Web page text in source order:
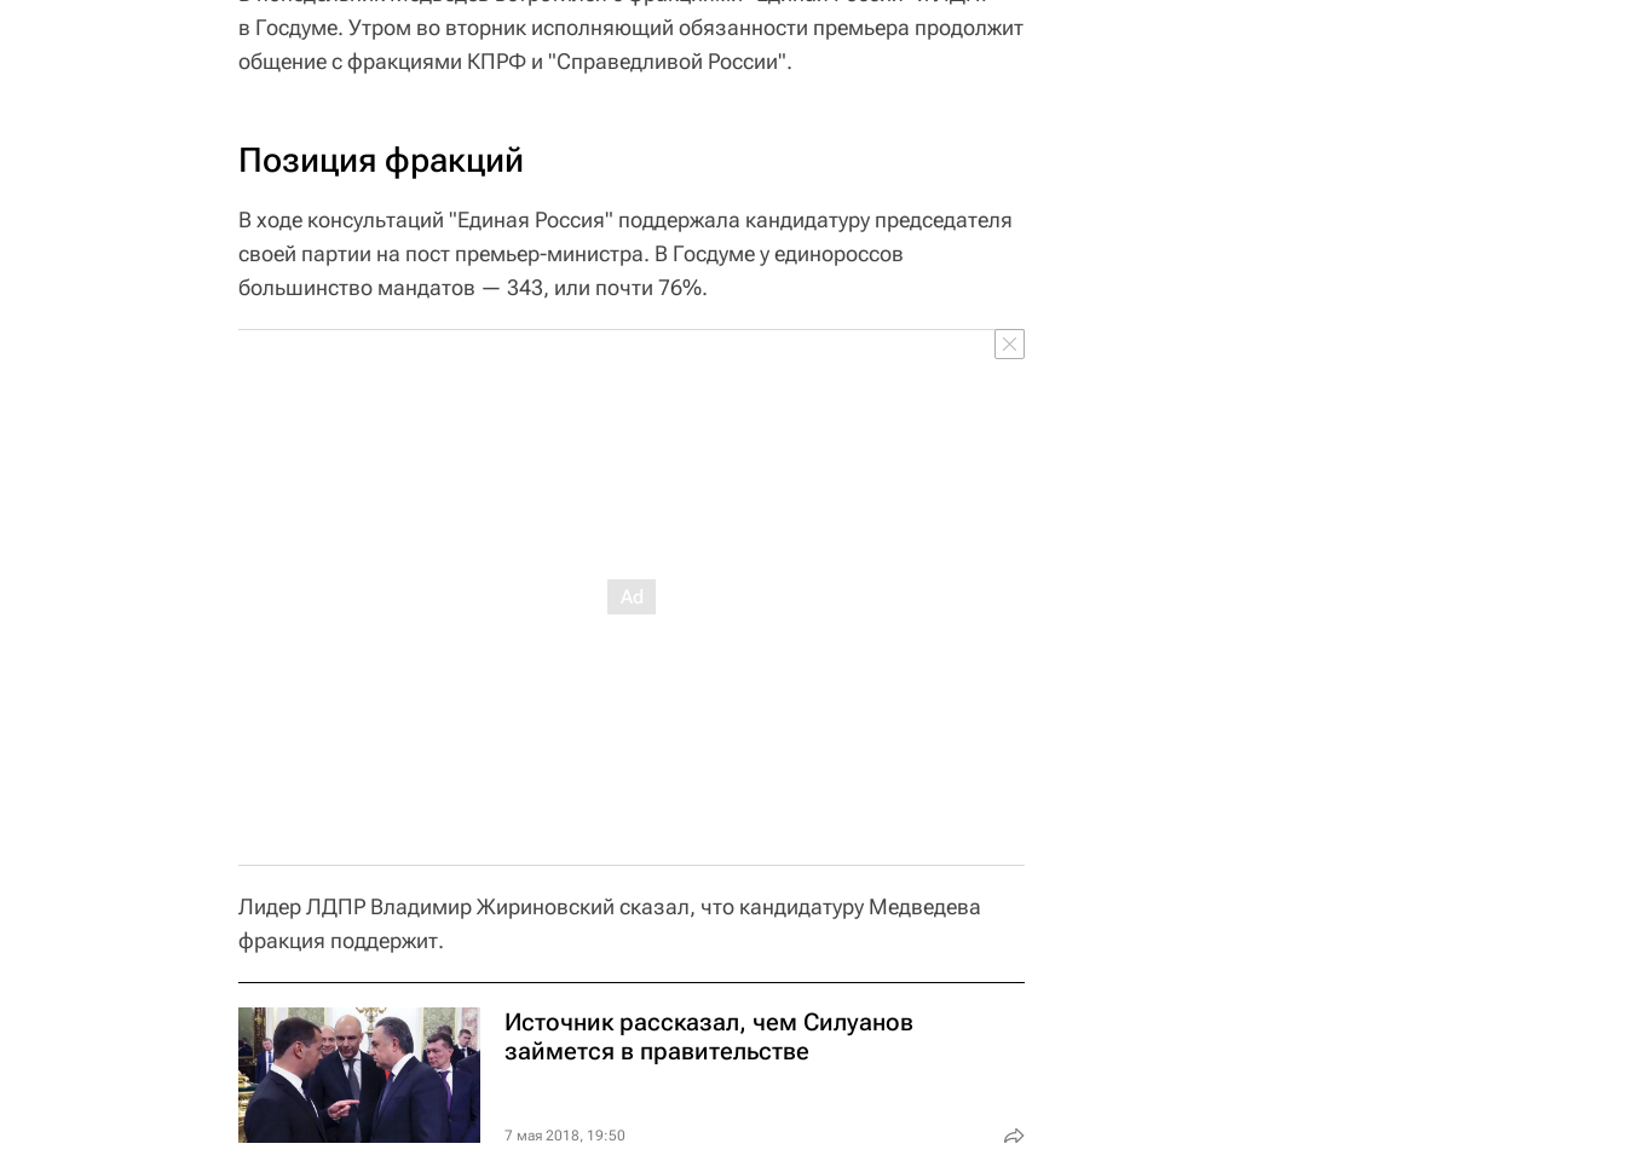
в Госдуме. Утром во вторник исполняющий обязанности премьера продолжит
общение с фракциями КПРФ и "Справедливой России".
Позиция фракций
В ходе консультаций "Единая Россия" поддержала кандидатуру председателя
своей партии на пост премьер-министра. В Госдуме у единороссов
большинство мандатов — 343, или почти 76%.
Лидер ЛДПР Владимир Жириновский сказал, что кандидатуру Медведева
фракция поддержит.
Источник рассказал, чем Силуанов
займется в правительстве
7 мая 2018, 19:50